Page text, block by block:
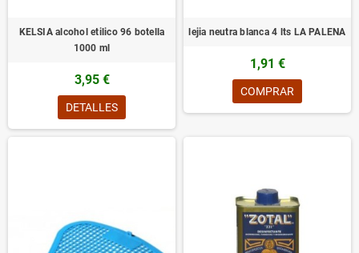
KELSIA alcohol etilico 96 botella
1000 ml
3,95 €
DETALLES
lejia neutra blanca 4 lts LA PALENA
1,91 €
COMPRAR